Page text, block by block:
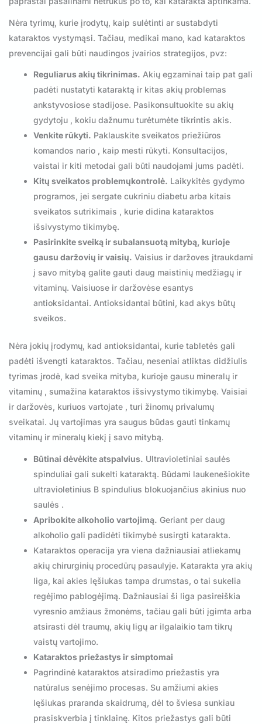
Nėra tyrimų, kurie įrodytų, kaip sulėtinti ar sustabdyti
kataraktos vystymąsi. Tačiau, medikai mano, kad kataraktos
prevencijai gali būti naudingos įvairios strategijos, pvz:
Reguliarus akių tikrinimas. Akių egzaminai taip pat gali
padėti nustatyti kataraktą ir kitas akių problemas
ankstyvosiose stadijose. Pasikonsultuokite su akių
gydytoju , kokiu dažnumu turėtumėte tikrintis akis.
Venkite rūkyti. Paklauskite sveikatos priežiūros
komandos nario , kaip mesti rūkyti. Konsultacijos,
vaistai ir kiti metodai gali būti naudojami jums padėti.
Kitų sveikatos problemųkontrolė. Laikykitės gydymo
programos, jei sergate cukriniu diabetu arba kitais
sveikatos sutrikimais , kurie didina kataraktos
išsivystymo tikimybę.
Pasirinkite sveiką ir subalansuotą mitybą, kurioje
gausu daržovių ir vaisių. Vaisius ir daržoves įtraukdami
į savo mitybą galite gauti daug maistinių medžiagų ir
vitaminų. Vaisiuose ir daržovėse esantys
antioksidantai. Antioksidantai būtini, kad akys būtų
sveikos.
Nėra jokių įrodymų, kad antioksidantai, kurie tabletės gali
padėti išvengti kataraktos. Tačiau, neseniai atliktas didžiulis
tyrimas įrodė, kad sveika mityba, kurioje gausu mineralų ir
vitaminų , sumažina kataraktos išsivystymo tikimybę. Vaisiai
ir daržovės, kuriuos vartojate , turi žinomų privalumų
sveikatai. Jų vartojimas yra saugus būdas gauti tinkamų
vitaminų ir mineralų kiekį į savo mitybą.
Būtinai dėvėkite atspalvius. Ultravioletiniai saulės
spinduliai gali sukelti kataraktą. Būdami laukenešiokite
ultravioletinius B spindulius blokuojančius akinius nuo
saulės .
Apribokite alkoholio vartojimą. Geriant per daug
alkoholio gali padidėti tikimybė susirgti katarakta.
Kataraktos operacija yra viena dažniausiai atliekamų
akių chirurginių procedūrų pasaulyje. Katarakta yra akių
liga, kai akies lęšiukas tampa drumstas, o tai sukelia
regėjimo pablogėjimą. Dažniausiai ši liga pasireiškia
vyresnio amžiaus žmonėms, tačiau gali būti įgimta arba
atsirasti dėl traumų, akių ligų ar ilgalaikio tam tikrų
vaistų vartojimo.
Kataraktos priežastys ir simptomai
Pagrindinė kataraktos atsiradimo priežastis yra
natūralus senėjimo procesas. Su amžiumi akies
lęšiukas praranda skaidrumą, dėl to šviesa sunkiau
prasiskverbia į tinklainę. Kitos priežastys gali būti